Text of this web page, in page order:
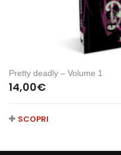
Pretty deadly – Volume 1
14,00€
SCOPRI